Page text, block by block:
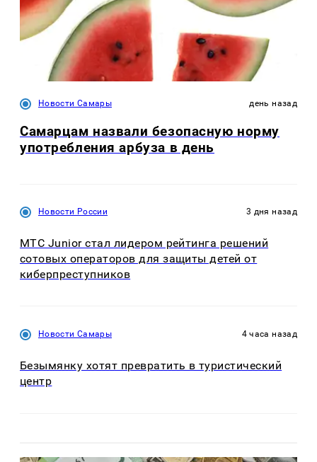
Новости Самары день назад
Самарцам назвали безопасную норму
употребления арбуза в день
Новости России 3 дня назад
МТС Junior стал лидером рейтинга решений
сотовых операторов для защиты детей от
киберпреступников
Новости Самары 4 часа назад
Безымянку хотят превратить в туристический
центр